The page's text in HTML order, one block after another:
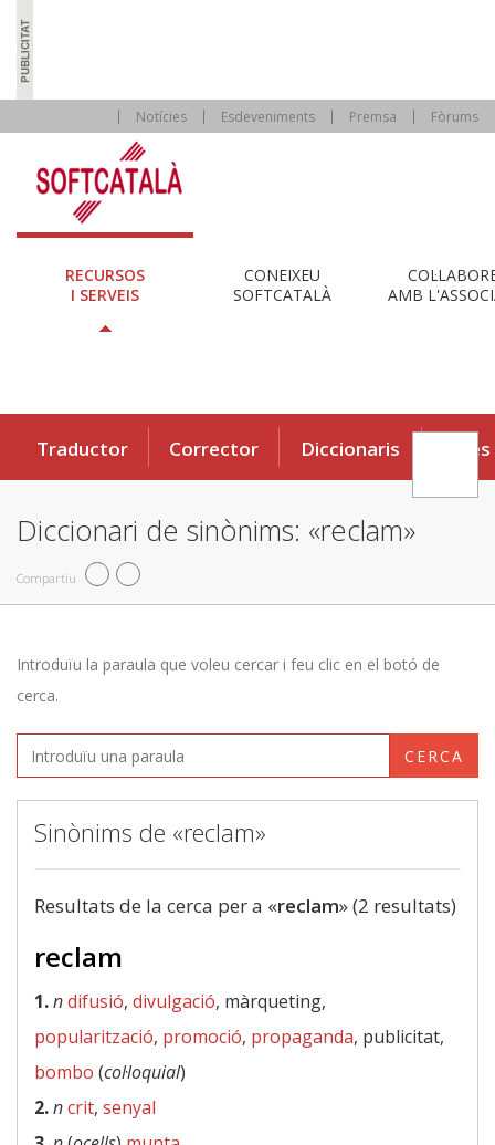
Notícies Esdeveniments Premsa Fòrums
RECURSOS
I SERVEIS
CONEIXEU
SOFTCATALÀ
AMB
Traductor Corrector Diccionaris Eines
Diccionari de sinònims: «reclam»
Compartiu
Introduïu la paraula que voleu cercar i feu clic en el botó de
cerca.
CERCA
Sinònims de «reclam»
Resultats de la cerca per a «reclam» (2 resultats)
reclam
1.ndifusió, divulgació, màrqueting,
popularització, promoció, propaganda, publicitat,
bombo (col·loquial)
2.ncrit, senyal